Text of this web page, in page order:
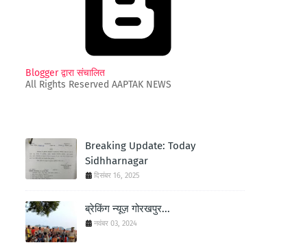
Blogger द्वारा संचालित
All Rights Reserved AAPTAK NEWS
Breaking Update: Today
Sidhharnagar
दिसंबर 16, 2025
ब्रेकिंग न्यूज़ गोरखपुर...
नवंबर 03, 2024